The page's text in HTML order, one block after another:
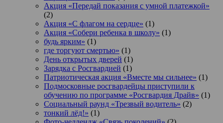
Акция «Передай показания с умной платежкой»
(2)
Акция «С флагом на сердце» (1)
Акция «Собери ребенка в школу» (1)
будь ярким» (1)
где торгуют смертью» (1)
День открытых дверей (1)
Зарядка с Росгвардией (1)
Патриотическая акция «Вместе мы сильнее» (1)
Подмосковные росгвардейцы приступили к
обучению по программе «Росгвардия Драйв» (1)
Социальный раунд «Трезвый водитель» (2)
тонкий лёд!» (1)